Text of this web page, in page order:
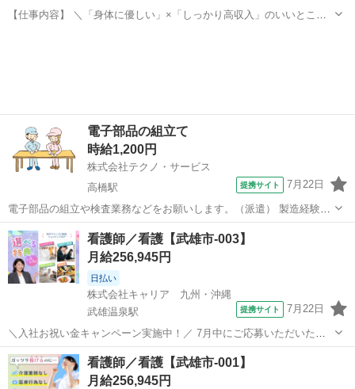
【仕事内容】 ＼「身体に優しい」×「しっかり高収入」のいいとこ取
電子部品の組立て
時給1,200円
株式会社テクノ・サービス
高橋駅
提携サイト 7月22日
電子部品の組立や検査業務などをお願いします。（派遣） 製造経験の
ある方は活かせます(^^)/ もちろん未経験の方もご相談ください♪ 20
代から40代までの当社スタッフ活躍中!! ★お友達紹介キャンペーン！
電子マネーギフト30...
佐賀 武雄市 高橋駅 工場
看護師／看護【武雄市-003】
月給256,945円
日払い
株式会社キャリア 九州・沖縄
武雄温泉駅
提携サイト 7月22日
＼入社お祝い金キャンペーン実施中！／ 7月中にご応募いただいた方
へ、入社お祝い金5万円を支給！ 詳細な条件や支給時期については、
担当よりお電話にてご案内いたします。 ーーーーー 病院・クリニッ
ク・介護施設など、 さまざま...
佐賀 武雄市 武雄温泉駅 看護師
看護師／看護【武雄市-001】
月給256,945円